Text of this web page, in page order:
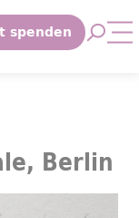
Berlin